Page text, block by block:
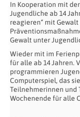
In Kooperation mit
Jugendliche ab 14
reagieren“ mit
Gewalt unter
Wieder mit im
für alle ab 14 Jahren.
programmieren
Computerspiel, das
Teilnehmerinnen und
Wochenende für alle